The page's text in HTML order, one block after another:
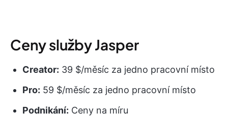
Ceny služby Jasper
Creator: 39 $/měsíc za jedno pracovní místo
Pro: 59 $/měsíc za jedno pracovní místo
Podnikání: Ceny na míru